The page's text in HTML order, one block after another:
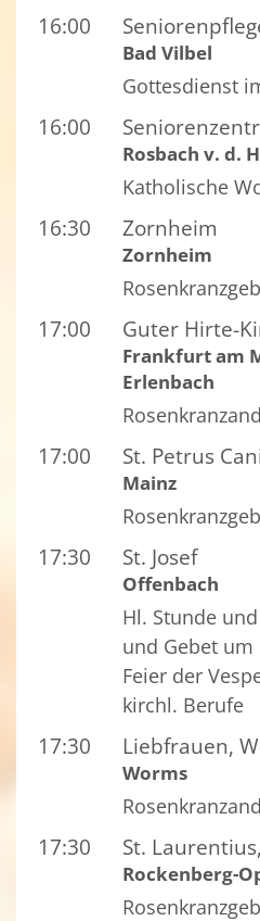
16:00
Bad Vilbel
Gottesdienst
16:00
Rosbach v. d.
Katholische
16:30 Zornheim
Zornheim
17:00 Guter Hirte-
Frankfurt am
Erlenbach
17:00 St. Petrus
Mainz
17:30 St. Josef
Offenbach
Hl. Stunde
und Gebet
Feier der
kirchl. Berufe
17:30 Liebfrauen,
Worms
17:30 St.
Rockenberg-